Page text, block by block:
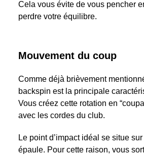
Cela vous évite de vous pencher
perdre votre équilibre.
Mouvement du coup
Comme déjà brièvement
backspin est la principale
Vous créez cette rotation en
avec les cordes du club.
Le point d’impact idéal se situe
épaule. Pour cette raison, vous